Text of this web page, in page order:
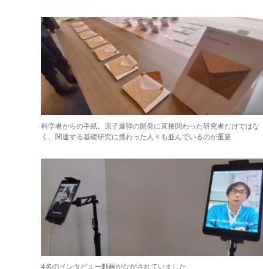
科学者からの手紙。原子爆弾の開発に直接関わった研究者だけではな
く、関連する基礎研究に携わった人々も並んでいるのが重要
4名のインタビュー動画がながされていました。